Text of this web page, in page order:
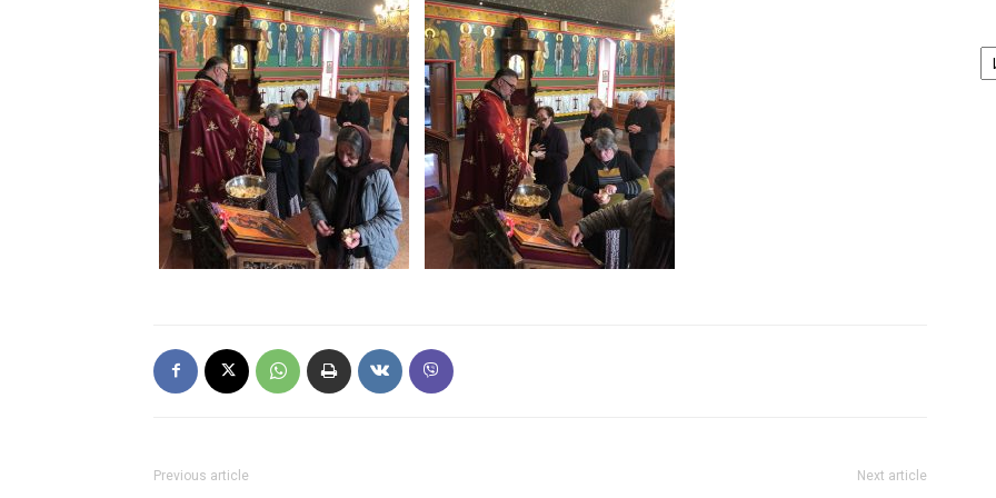
Previous article Next article